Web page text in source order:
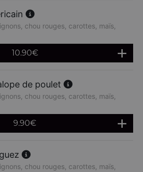
chou rouges, carottes, maïs,
10.90€
de poulet
chou rouges, carottes, maïs,
9.90€
chou rouges, carottes, maïs,